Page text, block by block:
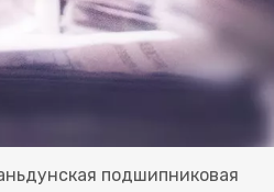
подшипниковая